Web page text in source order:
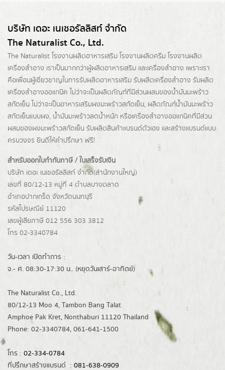
บริษัท เดอะ เนเชอรัลลิสท์ จำกัด
The Naturalist Co., Ltd.
The Naturalist โรงงานผลิตอาหารเสริม โรงงานผลิตครีม โรงงานผลิต
เครื่องสำอาง เราเป็นมากกว่าผู้ผลิตอาหารเสริม และเครื่องสำอาง เพราะเรา
คือเพื่อนผู้เชี่ยวชาญในการรับผลิตอาหารเสริม รับผลิตเครื่องสำอาง รับผลิต
เครื่องสำอางออแกนิค ไม่ว่าจะเป็นผลิตภัณฑ์ที่มีส่วนผสมของน้ำมันมะพร้าว
สกัดเย็น ไม่ว่าจะเป็นอาหารเสริมผงมะพร้าวสกัดเย็น, ผลิตภัณฑ์น้ำมันมะพร้าว
สกัดเย็นแบบผง, น้ำมันมะพร้าวลดน้ำหนัก หรือเครื่องสำอางออแกนิคที่มีส่วน
ผสมของผงมะพร้าวสกัดเย็น รับผลิตสินค้าแบรนด์ตัวเอง และสร้างแบรนด์แบบ
ครบวงจร ยินดีให้คำปรึกษา ฟรี!
สำหรับออกใบกำกับภาษี / ใบเสร็จรับเงิน
บริษัท เดอะ เนเชอรัลลิสท์ จำกัด(ส่านักงานใหญ่)
เลขที่ 80/12-13 หมู่ที่ 4 ตำบลบางตลาด
อำเภอปากเกร็ด จังหวัดนนทบุรี
รหัสไปรษณีย์ 11120
เลขผู้เสียภาษี 012 556 303 3812
โทร 02-3340784
วัน-เวลา เปิดทำการ :
จ.- ศ. 08:30-17:30 น.. (หยุดวันเสาร์-อาทิตย์)
The Naturalist Co., Ltd.
80/12-13 Moo 4, Tambon Bang Talat
Amphoe Pak Kret, Nonthaburi 11120 Thailand
Phone: 02-3340784, 061-641-1500
โทร : 02-334-0784
ที่ปรึกษาสร้างแบรนด์ : 081-638-0909